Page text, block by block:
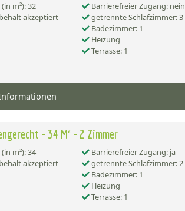
m²): 32
Barrierefreier Zugang: nein
akzeptiert
getrennte Schlafzimmer: 3
Badezimmer: 1
Heizung
Terrasse: 1
- 34 M² - 2 Zimmer
m²): 34
Barrierefreier Zugang: ja
akzeptiert
getrennte Schlafzimmer: 2
Badezimmer: 1
Heizung
Terrasse: 1